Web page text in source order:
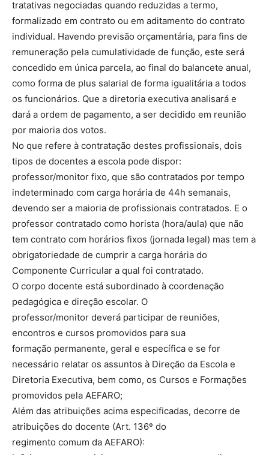
tratativas negociadas quando reduzidas a termo,
formalizado em contrato ou em aditamento do contrato
individual. Havendo previsão orçamentária, para fins de
remuneração pela cumulatividade de função, este será
concedido em única parcela, ao final do balancete anual,
como forma de plus salarial de forma igualitária a todos
os funcionários. Que a diretoria executiva analisará e
dará a ordem de pagamento, a ser decidido em reunião
por maioria dos votos.
No que refere à contratação destes profissionais, dois
tipos de docentes a escola pode dispor:
professor/monitor fixo, que são contratados por tempo
indeterminado com carga horária de 44h semanais,
devendo ser a maioria de profissionais contratados. E o
professor contratado como horista (hora/aula) que não
tem contrato com horários fixos (jornada legal) mas tem a
obrigatoriedade de cumprir a carga horária do
Componente Curricular a qual foi contratado.
O corpo docente está subordinado à coordenação
pedagógica e direção escolar. O
professor/monitor deverá participar de reuniões,
encontros e cursos promovidos para sua
formação permanente, geral e específica e se for
necessário relatar os assuntos à Direção da Escola e
Diretoria Executiva, bem como, os Cursos e Formações
promovidos pela AEFARO;
Além das atribuições acima especificadas, decorre de
atribuições do docente (Art. 136º do
regimento comum da AEFARO):